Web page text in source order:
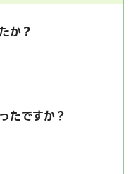
か？
たですか？